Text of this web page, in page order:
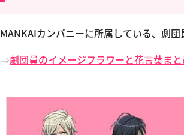
MANKAIカンパニーに所属している、劇
⇒劇団員のイメージフラワーと花言葉ま